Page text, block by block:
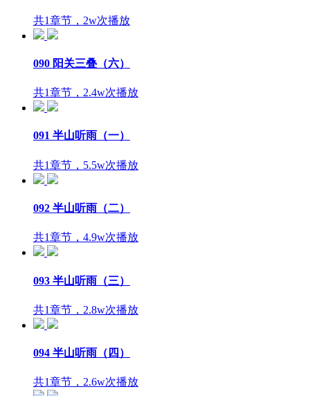
共1章节，2w次播放
090 阳关三叠（六）
共1章节，2.4w次播放
091 半山听雨（一）
共1章节，5.5w次播放
092 半山听雨（二）
共1章节，4.9w次播放
093 半山听雨（三）
共1章节，2.8w次播放
094 半山听雨（四）
共1章节，2.6w次播放